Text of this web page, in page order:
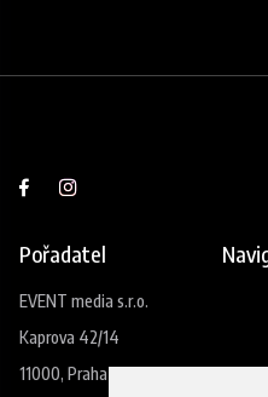
Pořadatel
EVENT media s.r.o.
Kaprova 42/14
11000, Praha 1